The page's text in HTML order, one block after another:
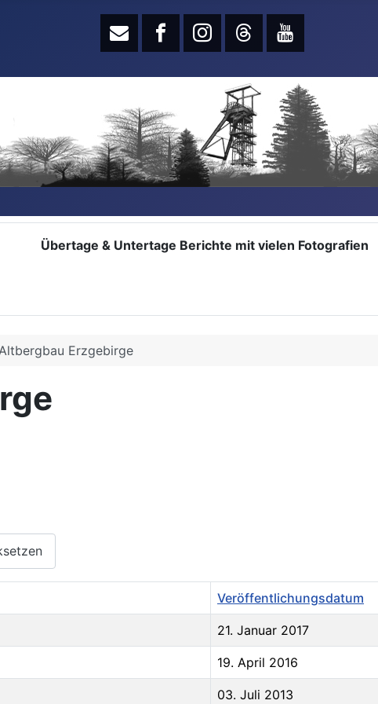
Übertage & Untertage Berichte mit vielen Fotografien
Altbergbau Erzgebirge
Veröffentlichungsdatum
21. Januar 2017
19. April 2016
03. Juli 2013